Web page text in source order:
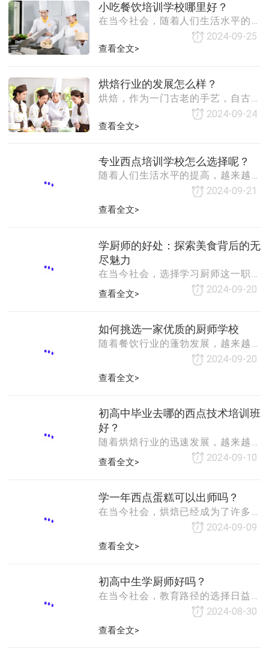
专业水平和教学能力直接影响到学生
的学习效果。因此，
待解决的问题。本文将为您推荐一些
国内知名的烘焙培训机构，帮助您找
到最佳的烘焙学习之路。一、选择烘
焙培训机构的四大原则1. 品牌效应选
中获得更多的资源和支持。例如，国
内知名的烘焙
小吃餐饮培训学校哪里好？
在当今社会，随着人们生活水平的提
高，越来越多的人开始关注美食，尤
其是小吃。小吃作为一种独特的美食
要学习小吃制作技艺的人。那么，如
何选择一家好的小吃餐饮培训学校
呢？本文将从以下几个方面为您进行
详细介绍。一、学校的资质和师资力
的培训学校应该具备国家相关部门颁
发的办学许可证，同
2024-09-25
查看全文>
烘焙行业的发展怎么样？
烘焙，作为一门古老的手艺，自古以
来就有着丰富的文化内涵。随着社会
的发展和人们生活水平的提高，烘焙
展望其未来的发展前景。一、烘焙行
业的发展现状1. 市场规模不断扩大近
年来，随着消费者对美食的需求不断
提高，烘焙行业市场规模不断扩大。
据统计，全球烘焙市场规模已经超过
近30%的份额。亚洲地区，特别是东亚
和东
2024-09-24
查看全文>
专业西点培训学校怎么选择呢？
随着人们生活水平的提高，越来越多
的人开始关注自己的饮食健康，烘焙
来越多人的喜爱。而西点作为一种美
捧。因此，越来越多的人选择参加西
点培训学校，学习制作美味的西点。
那么，如何选择一家专业的西点培训
学校呢？本文将从以下几个方面进行
详细介绍。一、了解学校的师资力量
首先要了解学校的
2024-09-21
查看全文>
学厨师的好处：探索美食背后的无
尽魅力
在当今社会，选择学习厨师这一职业
道路的人越来越多。这不仅是因为美
食文化的盛行，更是因为学厨师带来
们将探讨学习厨师的一些主要好处。
一、掌握一项实用技能学习厨师，意
味着你将掌握一项实用的技能。无论
你是在餐馆、酒店还是家庭中，烹饪
技能都是必不可少的。通过系统学
技巧，了解各种食材的特性和搭配方
法，从而制作出美味佳肴。这项技能
不仅能够帮助你满足
2024-09-20
查看全文>
如何挑选一家优质的厨师学校
随着餐饮行业的蓬勃发展，越来越多
的人选择进入厨师行业，而选择一个
步。但是，面对市场上琳琅满目的厨
的呢？以下是一些建议，希望能帮助
你做出明智的选择。一、明确学习目
标在选择厨师学校之前，首先要明确
自己的学习目标。是想成为一名专业
的厨师，还是仅仅想学习一些基本的
缩小选择范围。二、
2024-09-20
查看全文>
初高中毕业去哪的西点技术培训班
好？
随着烘焙行业的迅速发展，越来越多
的人选择进入西点行业，成为了一名
糕点师。那么，对于初高中毕业的学
技术培训班呢？本文将从以下几个方
面为大家进行分析和推荐。一、培训
2024-09-10
查看全文>
学一年西点蛋糕可以出师吗？
在当今社会，烘焙已经成为了许多人
生活中不可或缺的一部分。从生日庆
点蛋糕总能为人们带来愉悦的心情。
艺，是否足以让人出师呢？本文将从
学习时间、
2024-09-09
查看全文>
初高中生学厨师好吗？
在当今社会，教育路径的选择日益多
元化，初高中生在面临未来职业规划
也成为了一个备受关注的选择。那
2024-08-30
查看全文>